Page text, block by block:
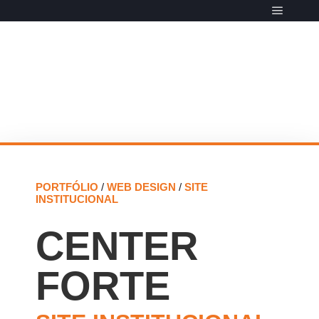
PORTFÓLIO / WEB DESIGN / SITE
INSTITUCIONAL
CENTER
FORTE